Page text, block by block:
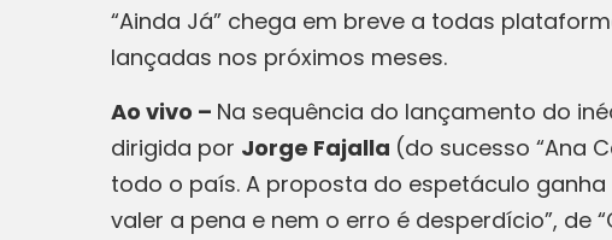
“Ainda Já” chega em breve a todas
lançadas nos próximos meses.
Ao vivo – Na sequência do lançamento do
dirigida por Jorge Fajalla (do sucesso “Ana
todo o país. A proposta do espetáculo
valer a pena e nem o erro é desperdício”, de